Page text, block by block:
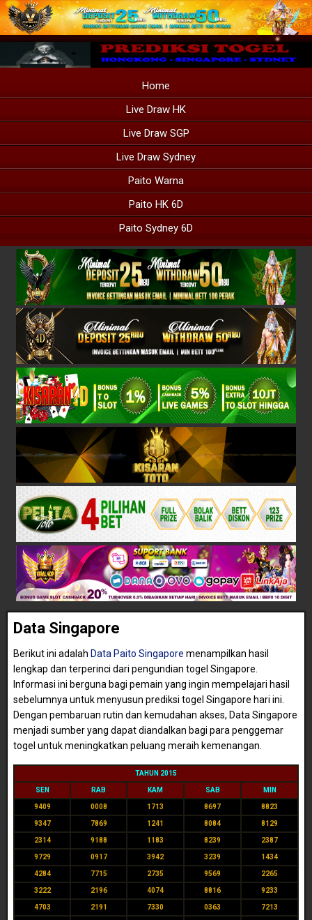
Home
Live Draw HK
Live Draw SGP
Live Draw Sydney
Paito Warna
Paito HK 6D
Paito Sydney 6D
Data Singapore
Berikut ini adalah Data Paito Singapore menampilkan hasil
lengkap dan terperinci dari pengundian togel Singapore.
Informasi ini berguna bagi pemain yang ingin mempelajari hasil
sebelumnya untuk menyusun prediksi togel Singapore hari ini.
Dengan pembaruan rutin dan kemudahan akses, Data Singapore
menjadi sumber yang dapat diandalkan bagi para penggemar
togel untuk meningkatkan peluang meraih kemenangan.
TAHUN 2015
SEN RAB KAM SAB MIN
9409 0008 1713 8697 8823
9347 7869 1241 8084 8129
2314 9188 1183 8239 2387
9729 0917 3942 3239 1434
4284 7715 2735 9569 2265
3222 2196 4074 8816 9233
4703 2191 7330 0363 7213